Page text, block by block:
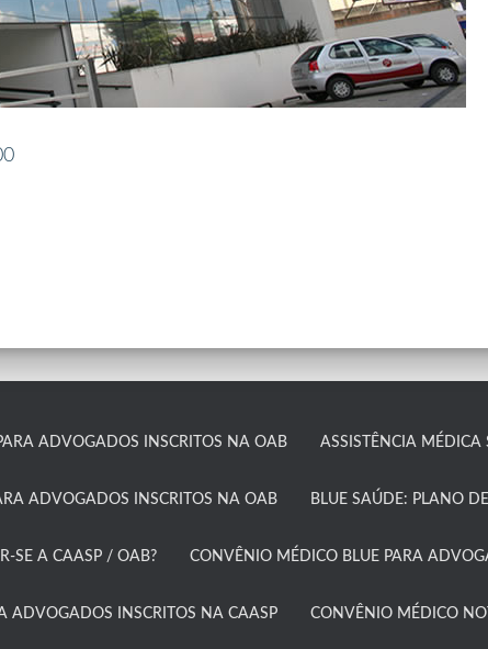
ADVOGADOS INSCRITOS NA OAB ASSISTÊNCIA MÉDICA
ADVOGADOS INSCRITOS NA OAB BLUE SAÚDE: PLANO
SE A CAASP / OAB?​ CONVÊNIO MÉDICO BLUE PARA
ADVOGADOS INSCRITOS NA CAASP​ CONVÊNIO MÉDICO